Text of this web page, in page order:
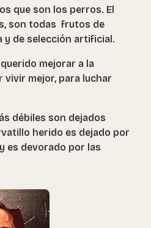
que son los perros. El
son todas frutos de
y de selección artificial.
mejorar a la
vivir mejor, para luchar
débiles son dejados
herido es dejado por
es devorado por las